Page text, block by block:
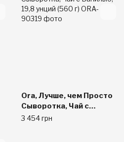
Ora, Лучше, чем Просто
Сыворотка, Чай с
Ванилью, 19,8 унций
3 454 грн